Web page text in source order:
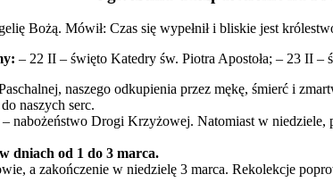
Bożą. Mówił: Czas się wypełnił i bliskie jest
– 22 II – święto Katedry św. Piotra Apostoła; – 23 II –
naszego odkupienia przez mękę, śmierć i
naszych serc.
nabożeństwo Drogi Krzyżowej. Natomiast w
dniach od 1 do 3 marca.
a zakończenie w niedzielę 3 marca. Rekolekcje